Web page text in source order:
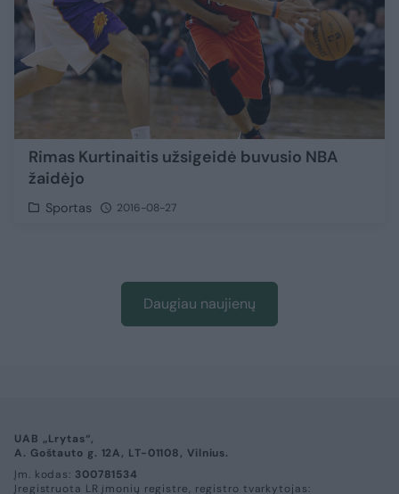
Rimas Kurtinaitis užsigeidė buvusio NBA
žaidėjo
Sportas 2016-08-27
Daugiau naujienų
UAB „Lrytas“,
A. Goštauto g. 12A, LT-01108, Vilnius.
Įm. kodas: 300781534
Įregistruota LR įmonių registre, registro tvarkytojas: